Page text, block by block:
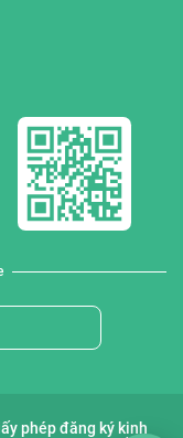
phép đăng ký kinh